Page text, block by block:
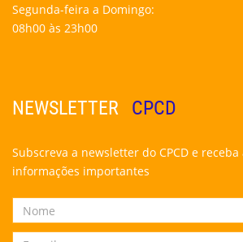
Segunda-feira a Domingo:
08h00 às 23h00
NEWSLETTER CPCD
Subscreva a newsletter do CPCD e
informações importantes